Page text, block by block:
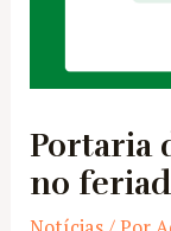
Portaria
no